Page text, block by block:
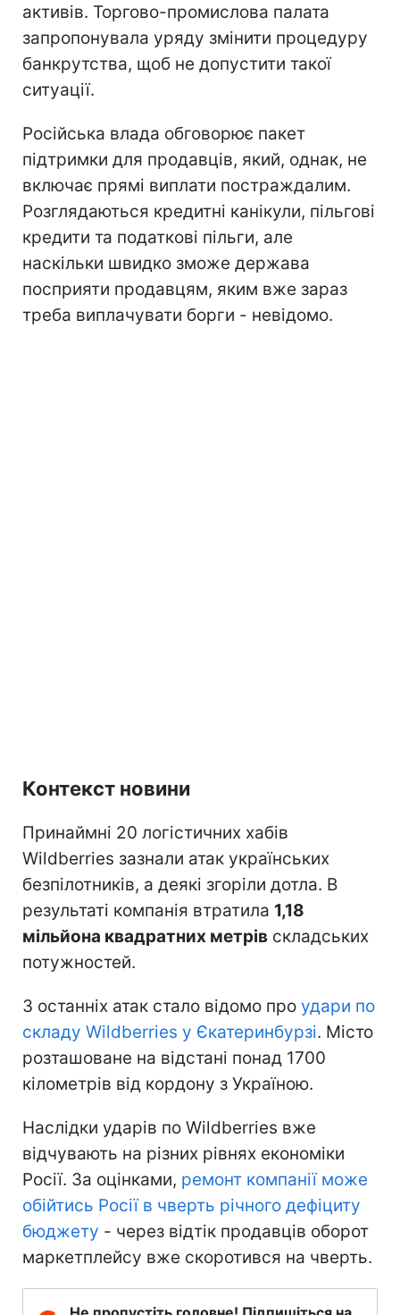
активів. Торгово-промислова палата
запропонувала уряду змінити процедуру
банкрутства, щоб не допустити такої
ситуації.
Російська влада обговорює пакет
підтримки для продавців, який, однак, не
включає прямі виплати постраждалим.
Розглядаються кредитні канікули, пільгові
кредити та податкові пільги, але
наскільки швидко зможе держава
посприяти продавцям, яким вже зараз
треба виплачувати борги - невідомо.
Контекст новини
Принаймні 20 логістичних хабів
Wildberries зазнали атак українських
безпілотників, а деякі згоріли дотла. В
результаті компанія втратила 1,18
мільйона квадратних метрів складських
потужностей.
З останніх атак стало відомо про удари по
складу Wildberries у Єкатеринбурзі. Місто
розташоване на відстані понад 1700
кілометрів від кордону з Україною.
Наслідки ударів по Wildberries вже
відчувають на різних рівнях економіки
Росії. За оцінками, ремонт компанії може
обійтись Росії в чверть річного дефіциту
бюджету - через відтік продавців оборот
маркетплейсу вже скоротився на чверть.